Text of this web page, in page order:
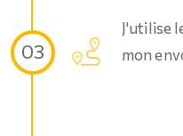
J'utilise
mon
03